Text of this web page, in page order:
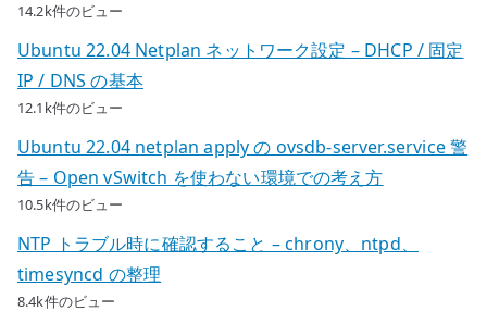
14.2k件のビュー
Ubuntu 22.04 Netplan ネットワーク設定 – DHCP / 固定
IP / DNS の基本
12.1k件のビュー
Ubuntu 22.04 netplan apply の ovsdb-server.service 警
告 – Open vSwitch を使わない環境での考え方
10.5k件のビュー
NTP トラブル時に確認すること – chrony、ntpd、
timesyncd の整理
8.4k件のビュー